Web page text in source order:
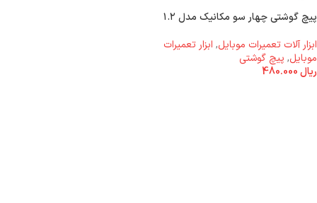
پیچ گوشتی چهار سو مکانیک مدل ۱.۲
ابزار آلات تعمیرات موبایل, ابزار تعمیرات
موبایل, پیچ گوشتی
ریال